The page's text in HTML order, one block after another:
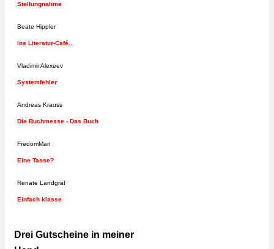
Stellungnahme
Beate Hippler
Ins Literatur-Café...
Vladimir Alexeev
Systemfehler
Andreas Krauss
Die Buchmesse - Das Buch
FredomMan
Eine Tasse?
Renate Landgraf
Einfach klasse
Drei Gutscheine in meiner